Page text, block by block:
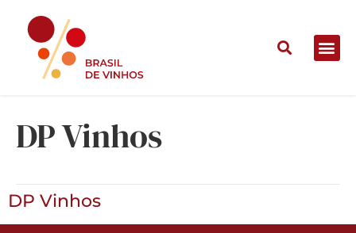
DP Vinhos
DP Vinhos